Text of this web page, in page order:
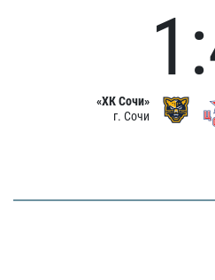
«ХК Сочи»
г. Сочи